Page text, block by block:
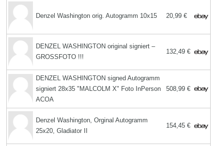
Denzel Washington orig. Autogramm 10x15 20,99 €
DENZEL WASHINGTON original signiert –
GROSSFOTO !!!
132,49 €
DENZEL WASHINGTON signed Autogramm
signiert 28x35 "MALCOLM X" Foto InPerson
ACOA
508,99 €
Denzel Washington, Orginal Autogramm
25x20, Gladiator II
154,45 €